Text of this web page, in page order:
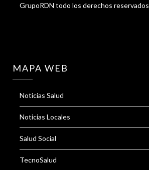
GrupoRDN todo los derechos reservados
MAPA WEB
Noticias Salud
Noticias Locales
Salud Social
TecnoSalud